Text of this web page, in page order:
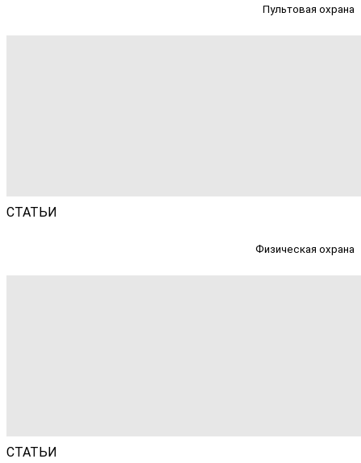
Пультовая охрана
СТАТЬИ
Физическая охрана
СТАТЬИ